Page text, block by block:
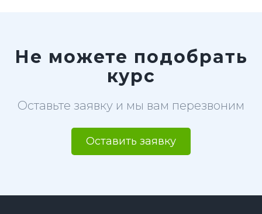
Не можете подобрать
курс
Оставьте заявку и мы вам перезвоним
Оставить заявку